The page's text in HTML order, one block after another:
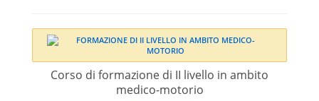
Corso di formazione di II livello in ambito
medico-motorio